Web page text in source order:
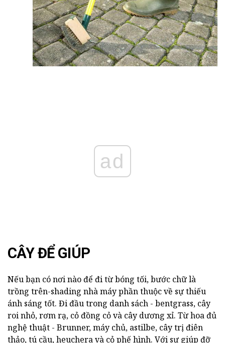
ad
CÂY ĐỂ GIÚP
Nếu bạn có nơi nào để đi từ bóng tối, bước chữ là
trồng trên-shading nhà máy phần thuộc về sự thiếu
ánh sáng tốt. Đi đầu trong danh sách - bentgrass, cây
roi nhỏ, rơm rạ, cỏ đồng cỏ và cây dương xỉ. Từ hoa đủ
nghệ thuật - Brunner, máy chủ, astilbe, cây trị điên
thảo, tú cầu, heuchera và cỏ phế hình. Với sự giúp đỡ